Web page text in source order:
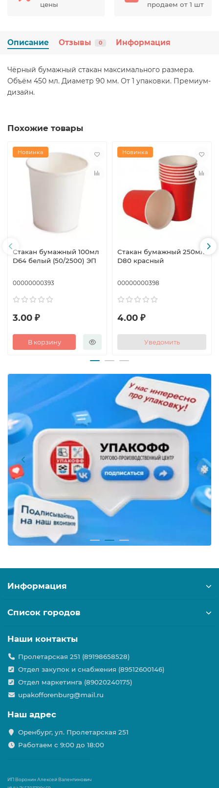
цены
продаем от 1 шт
Описание Отзывы 0 Информация
Чёрный бумажный стакан максимального размера.
Объём 450 мл. Диаметр 90 мм. От 1 упаковки. Премиум-
дизайн.
Похожие товары
Новинка
Стакан бумажный 100мл
D64 белый (50/2500) ЭП
00000000393
3.00 ₽
В корзину
Новинка
Стакан бумажный 250мл
D80 красный
00000000398
4.00 ₽
Уведомить
Информация
Список городов
Наши контакты
Пролетарская 251 (89198658528)
Отдел закупок и снабжения (89512600146)
Отдел маркетинга (89020240175)
upakofforenburg@mail.ru
Наш адрес
Оренбург, ул. Пролетарская 251
Работаем с 9:00 до 18:00
ИП Воронин Алексей Валентинович